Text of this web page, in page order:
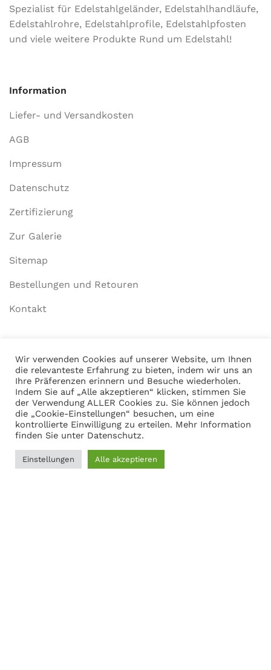
Spezialist für Edelstahlgeländer, Edelstahlhandläufe,
Edelstahlrohre, Edelstahlprofile, Edelstahlpfosten
und viele weitere Produkte Rund um Edelstahl!
Information
Liefer- und Versandkosten
AGB
Impressum
Datenschutz
Zertifizierung
Zur Galerie
Sitemap
Bestellungen und Retouren
Kontakt
Mein Konto
Anmelden
Warenkorb anzeigen
Adresse
Martin Gasch
Wir verwenden Cookies auf unserer Website, um Ihnen
die relevanteste Erfahrung zu bieten, indem wir uns an
Ihre Präferenzen erinnern und Besuche wiederholen.
Indem Sie auf „Alle akzeptieren“ klicken, stimmen Sie
der Verwendung ALLER Cookies zu. Sie können jedoch
die „Cookie-Einstellungen“ besuchen, um eine
kontrollierte Einwilligung zu erteilen. Mehr Information
finden Sie unter Datenschutz.
Einstellungen Alle akzeptieren